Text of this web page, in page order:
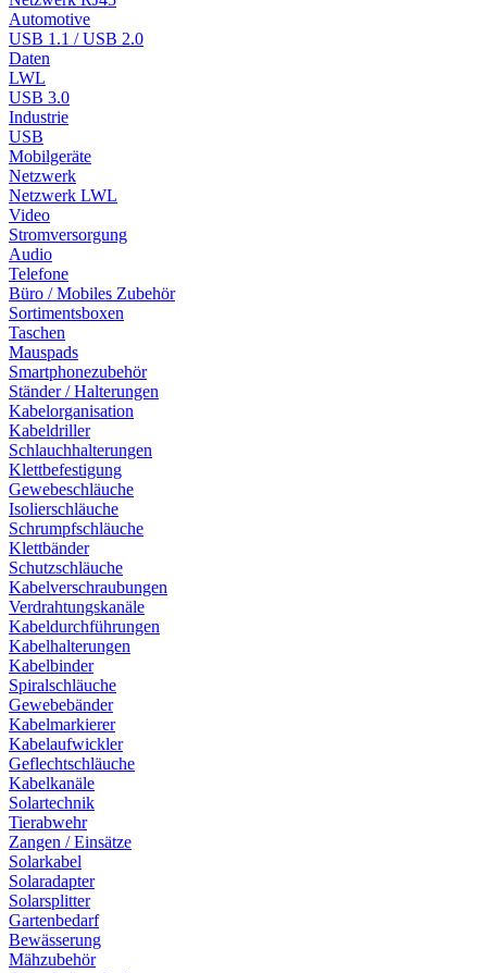
Automotive
USB 1.1 / USB 2.0
Daten
LWL
USB 3.0
Industrie
USB
Mobilgeräte
Netzwerk
Netzwerk LWL
Video
Stromversorgung
Audio
Telefone
Büro / Mobiles Zubehör
Sortimentsboxen
Taschen
Mauspads
Smartphonezubehör
Ständer / Halterungen
Kabelorganisation
Kabeldriller
Schlauchhalterungen
Klettbefestigung
Gewebeschläuche
Isolierschläuche
Schrumpfschläuche
Klettbänder
Schutzschläuche
Kabelverschraubungen
Verdrahtungskanäle
Kabeldurchführungen
Kabelhalterungen
Kabelbinder
Spiralschläuche
Gewebebänder
Kabelmarkierer
Kabelaufwickler
Geflechtschläuche
Kabelkanäle
Solartechnik
Tierabwehr
Zangen / Einsätze
Solarkabel
Solaradapter
Solarsplitter
Gartenbedarf
Bewässerung
Mähzubehör